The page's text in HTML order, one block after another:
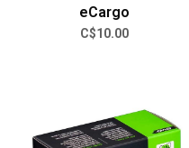
eCargo
C$10.00